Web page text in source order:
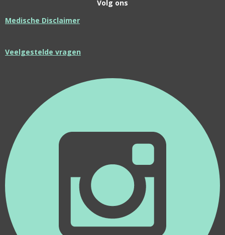
Volg ons
Medische Disclaimer
Veelgestelde vragen